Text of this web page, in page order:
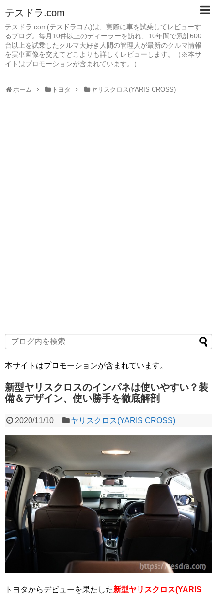
テスドラ.com
テスドラ.com(テスドラコム)は、実際に車を試乗してレビューす
るブログ。毎月10件以上のディーラーを訪れ、10年間で累計600
台以上を試乗したクルマ大好き人間の管理人が最新のクルマ情報
を実車画像を交えてどこよりも詳しくレビューします。（※本サ
イトはプロモーションが含まれています。）
ホーム トヨタ ヤリスクロス(YARIS CROSS)
本サイトはプロモーションが含まれています。
新型ヤリスクロスのインパネは使いやすい？装
備＆デザイン、使い勝手を徹底解剖
2020/11/10 ヤリスクロス(YARIS CROSS)
トヨタからデビューを果たした新型ヤリスクロス(YARIS